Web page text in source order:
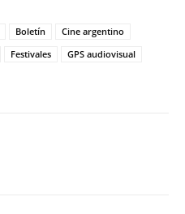
Boletín
Cine argentino
Festivales
GPS audiovisual